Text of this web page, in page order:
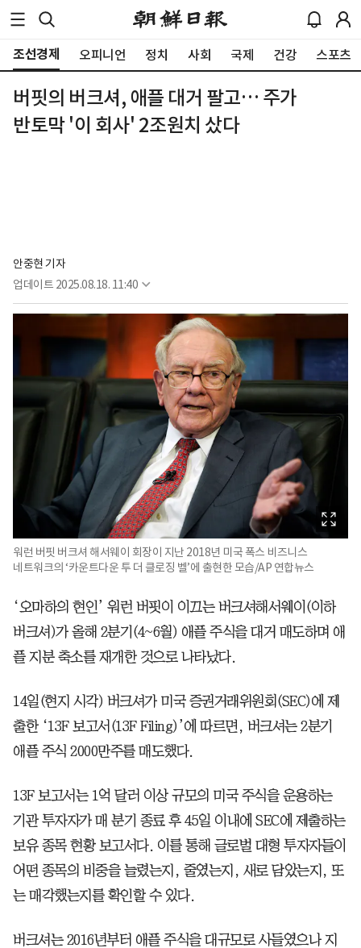
조선경제 오피니언 정치 사회 국제 건강 스포츠
버핏의 버크셔, 애플 대거 팔고… 주가
반토막 '이 회사' 2조원치 샀다
안중현 기자
업데이트 2025.08.18. 11:40
워런 버핏 버크셔 해서웨이 회장이 지난 2018년 미국 폭스 비즈니스
네트워크의 ‘카운트다운 투 더 클로징 벨’에 출현한 모습/AP 연합뉴스
‘오마하의 현인’ 워런 버핏이 이끄는 버크셔해서웨이(이하
버크셔)가 올해 2분기(4~6월) 애플 주식을 대거 매도하며 애
플 지분 축소를 재개한 것으로 나타났다.
14일(현지 시각) 버크셔가 미국 증권거래위원회(SEC)에 제
출한 ‘13F 보고서(13F Filing)’에 따르면, 버크셔는 2분기
애플 주식 2000만주를 매도했다.
13F 보고서는 1억 달러 이상 규모의 미국 주식을 운용하는
기관 투자자가 매 분기 종료 후 45일 이내에 SEC에 제출하는
보유 종목 현황 보고서다. 이를 통해 글로벌 대형 투자자들이
어떤 종목의 비중을 늘렸는지, 줄였는지, 새로 담았는지, 또
는 매각했는지를 확인할 수 있다.
버크셔는 2016년부터 애플 주식을 대규모로 사들였으나 지